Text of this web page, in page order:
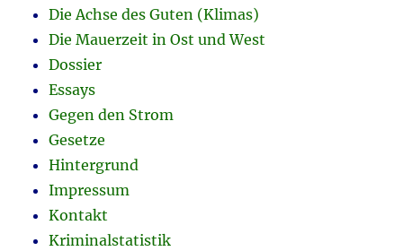
Die Achse des Guten (Klimas)
Die Mauerzeit in Ost und West
Dossier
Essays
Gegen den Strom
Gesetze
Hintergrund
Impressum
Kontakt
Kriminalstatistik